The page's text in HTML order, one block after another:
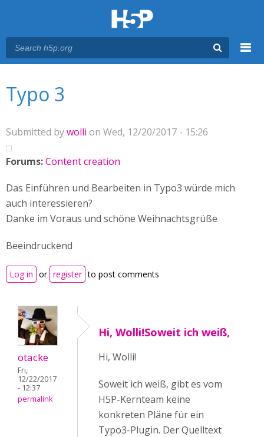
Typo 3
Submitted bywolli on Wed, 12/20/2017 - 15:26
Forums:Content creation
Das Einführen und Bearbeiten in Typo3 würde mich
auch interessieren?
Danke im Voraus und schöne Weihnachtsgrüße
Beeindruckend
Log in or register to post comments
otacke
Fri,
12/22/2017
- 12:37
permalink
Hi, Wolli!Soweit ich weiß,
Hi, Wolli!
Soweit ich weiß, gibt es vom
H5P-Kernteam keine
konkreten Pläne für ein
Typo3-Plugin. Der Quelltext